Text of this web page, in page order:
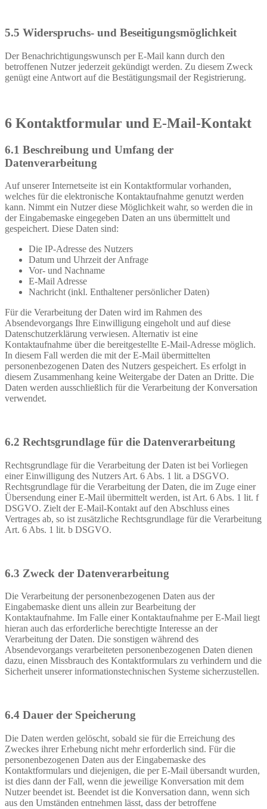
5.5 Widerspruchs- und Beseitigungsmöglichkeit
Der Benachrichtigungswunsch per E-Mail kann durch den
betroffenen Nutzer jederzeit gekündigt werden. Zu diesem Zweck
genügt eine Antwort auf die Bestätigungsmail der Registrierung.
6 Kontaktformular und E-Mail-Kontakt
6.1 Beschreibung und Umfang der
Datenverarbeitung
Auf unserer Internetseite ist ein Kontaktformular vorhanden,
welches für die elektronische Kontaktaufnahme genutzt werden
kann. Nimmt ein Nutzer diese Möglichkeit wahr, so werden die in
der Eingabemaske eingegeben Daten an uns übermittelt und
gespeichert. Diese Daten sind:
Die IP-Adresse des Nutzers
Datum und Uhrzeit der Anfrage
Vor- und Nachname
E-Mail Adresse
Nachricht (inkl. Enthaltener persönlicher Daten)
Für die Verarbeitung der Daten wird im Rahmen des
Absendevorgangs Ihre Einwilligung eingeholt und auf diese
Datenschutzerklärung verwiesen. Alternativ ist eine
Kontaktaufnahme über die bereitgestellte E-Mail-Adresse möglich.
In diesem Fall werden die mit der E-Mail übermittelten
personenbezogenen Daten des Nutzers gespeichert. Es erfolgt in
diesem Zusammenhang keine Weitergabe der Daten an Dritte. Die
Daten werden ausschließlich für die Verarbeitung der Konversation
verwendet.
6.2 Rechtsgrundlage für die Datenverarbeitung
Rechtsgrundlage für die Verarbeitung der Daten ist bei Vorliegen
einer Einwilligung des Nutzers Art. 6 Abs. 1 lit. a DSGVO.
Rechtsgrundlage für die Verarbeitung der Daten, die im Zuge einer
Übersendung einer E-Mail übermittelt werden, ist Art. 6 Abs. 1 lit. f
DSGVO. Zielt der E-Mail-Kontakt auf den Abschluss eines
Vertrages ab, so ist zusätzliche Rechtsgrundlage für die Verarbeitung
Art. 6 Abs. 1 lit. b DSGVO.
6.3 Zweck der Datenverarbeitung
Die Verarbeitung der personenbezogenen Daten aus der
Eingabemaske dient uns allein zur Bearbeitung der
Kontaktaufnahme. Im Falle einer Kontaktaufnahme per E-Mail liegt
hieran auch das erforderliche berechtigte Interesse an der
Verarbeitung der Daten. Die sonstigen während des
Absendevorgangs verarbeiteten personenbezogenen Daten dienen
dazu, einen Missbrauch des Kontaktformulars zu verhindern und die
Sicherheit unserer informationstechnischen Systeme sicherzustellen.
6.4 Dauer der Speicherung
Die Daten werden gelöscht, sobald sie für die Erreichung des
Zweckes ihrer Erhebung nicht mehr erforderlich sind. Für die
personenbezogenen Daten aus der Eingabemaske des
Kontaktformulars und diejenigen, die per E-Mail übersandt wurden,
ist dies dann der Fall, wenn die jeweilige Konversation mit dem
Nutzer beendet ist. Beendet ist die Konversation dann, wenn sich
aus den Umständen entnehmen lässt, dass der betroffene